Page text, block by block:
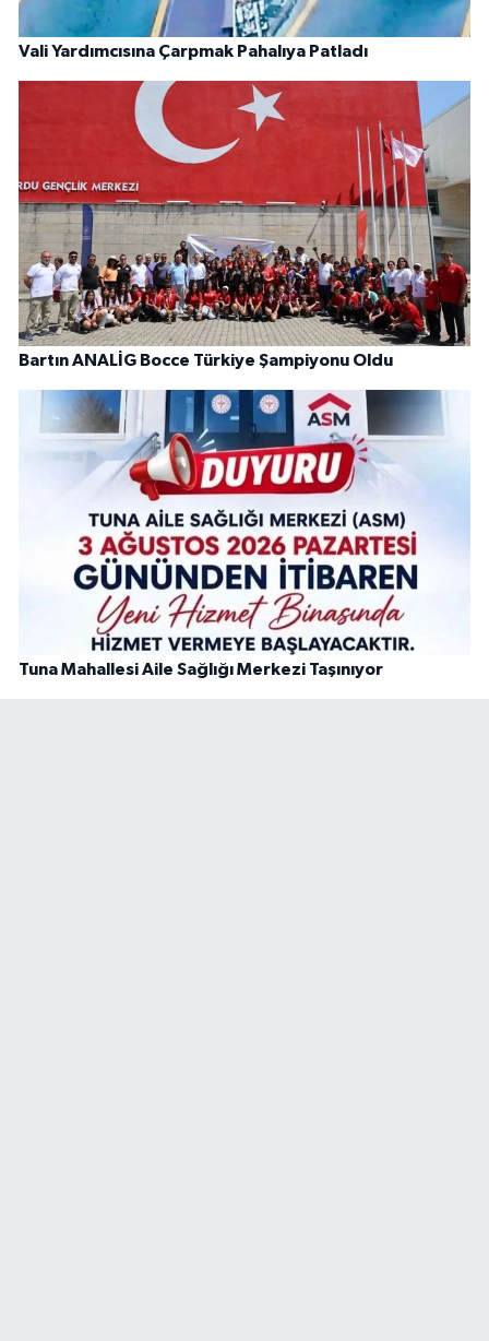
Vali Yardımcısına Çarpmak Pahalıya Patladı
Bartın ANALİG Bocce Türkiye Şampiyonu Oldu
Tuna Mahallesi Aile Sağlığı Merkezi Taşınıyor